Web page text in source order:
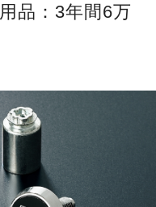
品：3年間6万